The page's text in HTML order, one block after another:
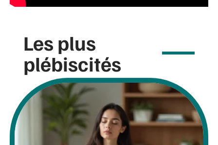
Les plus
plébiscités